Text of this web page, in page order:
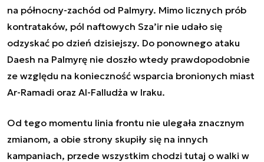
na północny-zachód od Palmyry. Mimo licznych prób
kontrataków, pól naftowych Sza’ir nie udało się
odzyskać po dzień dzisiejszy. Do ponownego ataku
Daesh na Palmyrę nie doszło wtedy prawdopodobnie
ze względu na konieczność wsparcia bronionych miast
Ar-Ramadi oraz Al-Falludża w Iraku.
Od tego momentu linia frontu nie ulegała znacznym
zmianom, a obie strony skupiły się na innych
kampaniach, przede wszystkim chodzi tutaj o walki w